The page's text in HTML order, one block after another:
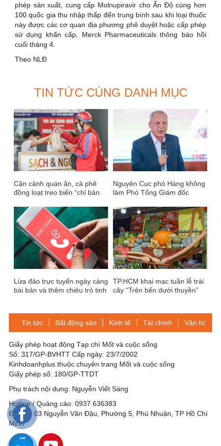
phép sản xuất, cung cấp Molnupiravir cho Ấn Độ cùng hơn
100 quốc gia thu nhập thấp đến trung bình sau khi loại thuốc
này được các cơ quan địa phương phê duyệt hoặc cấp phép
sử dụng khẩn cấp, Merck Pharmaceuticals thông báo hồi
cuối tháng 4.
Theo NLĐ
TIN TỨC CÙNG DANH MỤC
Cận cảnh quán ăn, cà phê
đồng loạt treo biển “chỉ bán
Nguyên Cục phó Hàng không
làm Phó Tổng Giám đốc
Lừa đảo trực tuyến ngày càng
bài bản và thêm chiêu trò tinh
TP.HCM khai mạc tuần lễ trái
cây “Trên bến dưới thuyền”
Tin tức Bất động sản Kinh tế Tài chính Văn hóa-
Giấy phép hoạt động Tạp chí Mốt và cuộc sống
Số: 317/GP-BVHTT Cấp ngày: 23/7/2002
Kinhdoanhplus thuộc chuyên trang Mốt và cuộc sống
Giấy phép số: 180/GP-TTDT
Phụ trách nội dung: Nguyễn Viết Sáng
Hotline / Quảng cáo: 0937 636383
Địa chỉ: 03 Nguyễn Văn Đậu, Phường 5, Phú Nhuận, TP Hồ Chí
Minh